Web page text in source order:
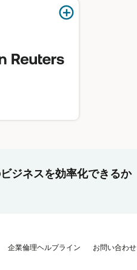
ジネスを効率化できるか
企業倫理ヘルプライン お問い合わせ